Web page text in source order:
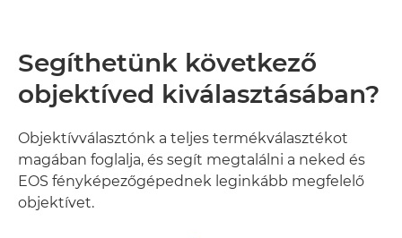
nyitni
egy
modális
Segíthetünk következő
objektíved kiválasztásában?
Objektívválasztónk a teljes termékválasztékot
magában foglalja, és segít megtalálni a neked és
EOS fényképezőgépednek leginkább megfelelő
objektívet.